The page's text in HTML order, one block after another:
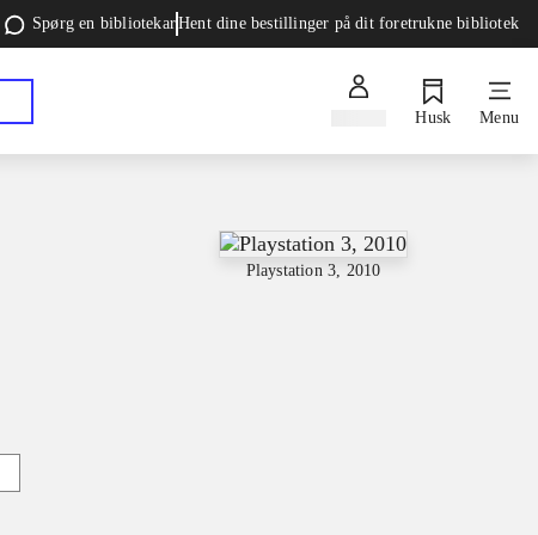
Spørg en bibliotekarHent dine bestillinger på dit foretrukne bibliotek
Husk Menu
Playstation 3, 2010